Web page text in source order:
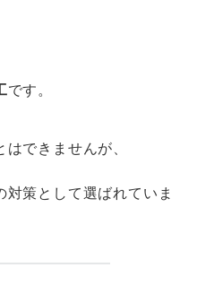
です。
できませんが、
策として選ばれていま